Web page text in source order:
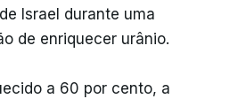
Israel durante uma
de enriquecer urânio.
a 60 por cento, a